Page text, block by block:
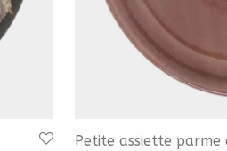
Petite assiette parme